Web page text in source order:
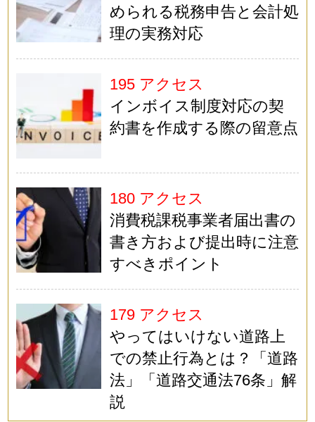
められる税務申告と会計処
理の実務対応
195 アクセス
インボイス制度対応の契
約書を作成する際の留意点
180 アクセス
消費税課税事業者届出書の
書き方および提出時に注意
すべきポイント
179 アクセス
やってはいけない道路上
での禁止行為とは？「道路
法」「道路交通法76条」解
説